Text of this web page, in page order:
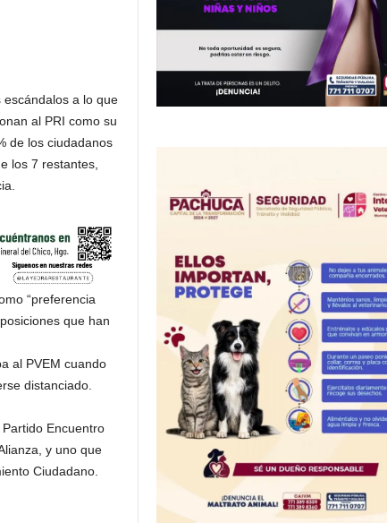
a lo que
al PRI como su
de los ciudadanos
los 7 restantes,
“preferencia
que han
al PVEM cuando
distanciado.
Encuentro
y uno que
Ciudadano.